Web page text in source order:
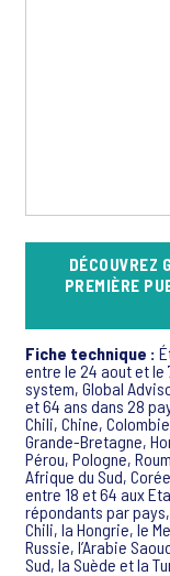
DÉCOUVREZ
PREMIÈRE
Fiche technique :
entre le 24 aout et le
system, Global
et 64 ans dans 28
Chili, Chine,
Grande-Bretagne,
Pérou, Pologne,
Afrique du Sud,
entre 18 et 64 aux
répondants par pays,
Chili, la Hongrie, le
Russie, l’Arabie
Sud, la Suède et la